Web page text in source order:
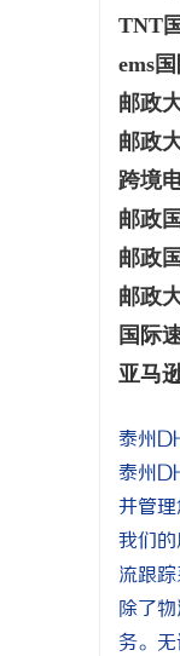
TNT
ems
邮政
邮政
跨境
邮政
邮政
邮政
国际
亚马
泰州
泰州
并管
我们
流跟
除了
务。